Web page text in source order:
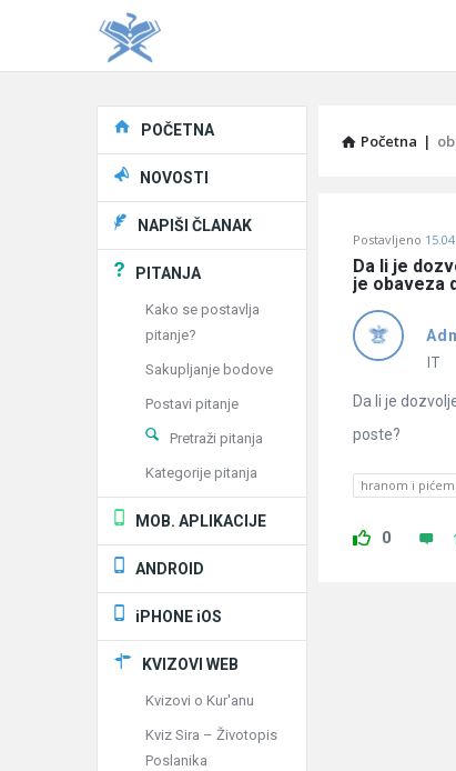
Početna |
Učene
Latest
Pitanja
Postavljeno
Da li je
je obaveza
IT
Da li je
poste?
hranom i pićem
0
Explore
POČETNA
NOVOSTI
NAPIŠI ČLANAK
PITANJA
Kako se postavlja
pitanje?
Sakupljanje bodove
Postavi pitanje
Pretraži pitanja
Kategorije pitanja
MOB. APLIKACIJE
ANDROID
iPHONE iOS
KVIZOVI WEB
Kvizovi o Kur'anu
Kviz Sira – Životopis
Poslanika